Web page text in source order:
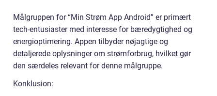
Målgruppen for “Min Strøm App Android” er primært
tech-entusiaster med interesse for bæredygtighed og
energioptimering. Appen tilbyder nøjagtige og
detaljerede oplysninger om strømforbrug, hvilket gør
den særdeles relevant for denne målgruppe.
Konklusion: